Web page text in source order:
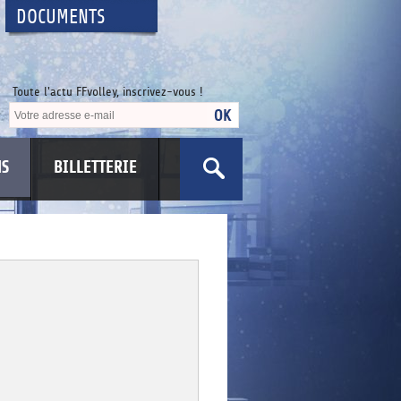
DOCUMENTS
Toute l'actu FFvolley, inscrivez-vous !
BILLETTERIE